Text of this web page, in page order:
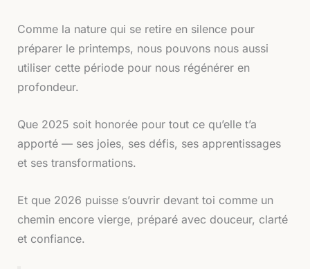
Comme la nature qui se retire en silence pour
préparer le printemps, nous pouvons nous aussi
utiliser cette période pour nous régénérer en
profondeur.
Que 2025 soit honorée pour tout ce qu’elle t’a
apporté — ses joies, ses défis, ses apprentissages
et ses transformations.
Et que 2026 puisse s’ouvrir devant toi comme un
chemin encore vierge, préparé avec douceur, clarté
et confiance.